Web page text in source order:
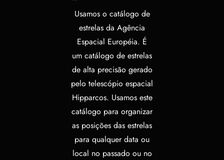
Usamos o catálogo de
estrelas da Agência
Espacial Européia. É
um catálogo de estrelas
de alta precisão gerado
pelo telescópio espacial
Hipparcos. Usamos este
catálogo para organizar
as posições das estrelas
para qualquer data ou
local no passado ou no